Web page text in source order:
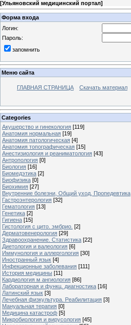
[Ульяновский медицинский портал]
Форма входа
Логин:
Пароль:
запомнить
Меню сайта
ГЛАВНАЯ СТРАНИЦА Скачать материал
Categories
Акушерство и гинекология [119]
Анатомия нормальная [19]
Анатомия патологическая [4]
Анатомия топографическая [15]
Анестизиология и реаниматология [43]
Антропология [0]
Биология [16]
Биомедэтика [2]
Биофизика [0]
Биохимия [27]
Внутренние болезни, Общий уход, Пропедевтика
Гастроэнтерология [32]
Гематология [13]
Генетика [2]
Гигиена [15]
Гистология с цито. эмбрио. [2]
Дерматовенерология [29]
Здравоохранение. Статистика [22]
Диетология и валеология [6]
Иммунология и аллергология [30]
Иностранный язык [4]
Инфекционные заболевания [111]
История медицины [11]
Кардиология м ангиология [86]
Лабораторная и функц. диагностика [16]
Латинский язык [3]
Лечебная физкультура. Реабилитация [3]
Мануальная терапия [0]
Медицина катастроф [5]
Микробиология и вирусология [45]